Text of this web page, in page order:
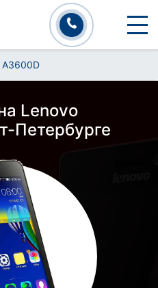
A3600D
Lenovo
Петербурге